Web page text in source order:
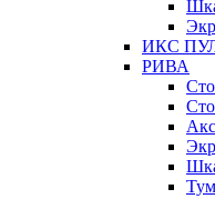
ИКС
РИВА